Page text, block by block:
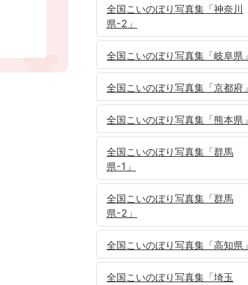
全国こいのぼり写真集「神奈川
県-2」
全国こいのぼり写真集「岐阜県」
全国こいのぼり写真集「京都府」
全国こいのぼり写真集「熊本県」
全国こいのぼり写真集「群馬
県-1」
全国こいのぼり写真集「群馬
県-2」
全国こいのぼり写真集「高知県」
全国こいのぼり写真集「埼玉